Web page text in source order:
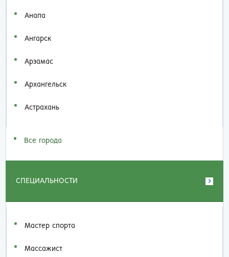
Анапа
Ангарск
Арзамас
Архангельск
Астрахань
Все города
СПЕЦИАЛЬНОСТИ
Мастер спорта
Массажист